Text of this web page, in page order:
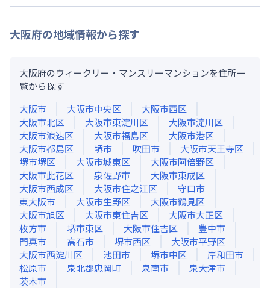
大阪府の地域情報から探す
大阪府のウィークリー・マンスリーマンションを住所一
覧から探す
大阪市
大阪市中央区
大阪市西区
大阪市北区
大阪市東淀川区
大阪市淀川区
大阪市浪速区
大阪市福島区
大阪市港区
大阪市都島区
堺市 吹田市
大阪市天王寺区
堺市堺区
大阪市城東区
大阪市阿倍野区
大阪市此花区
泉佐野市
大阪市東成区
大阪市西成区
大阪市住之江区
守口市
東大阪市
大阪市生野区
大阪市鶴見区
大阪市旭区
大阪市東住吉区
大阪市大正区
枚方市
堺市東区 大阪市住吉区
豊中市
門真市
高石市 堺市西区
大阪市平野区
大阪市西淀川区
池田市 堺市中区
岸和田市
松原市
泉北郡忠岡町 泉南市
泉大津市
茨木市